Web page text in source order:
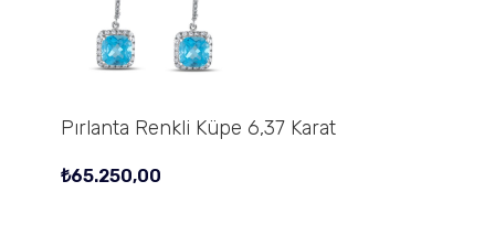
Pırlanta Renkli Küpe 6,37 Karat
₺65.250,00